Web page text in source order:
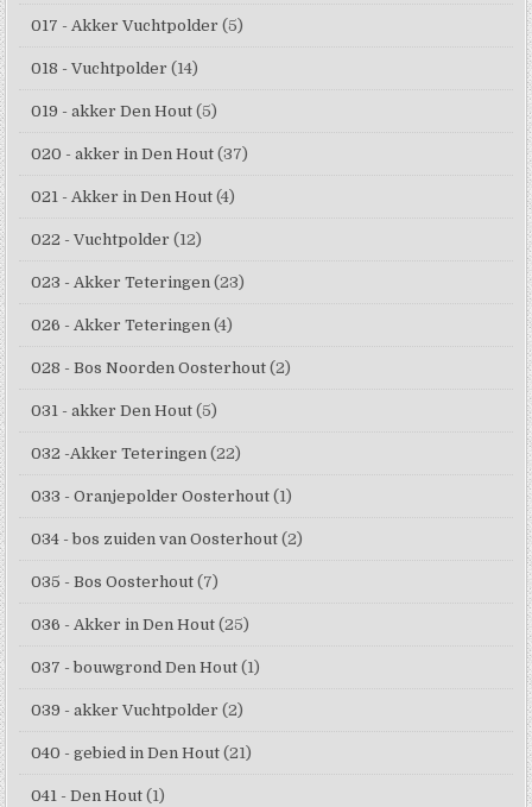
017 - Akker Vuchtpolder (5)
018 - Vuchtpolder (14)
019 - akker Den Hout (5)
020 - akker in Den Hout (37)
021 - Akker in Den Hout (4)
022 - Vuchtpolder (12)
023 - Akker Teteringen (23)
026 - Akker Teteringen (4)
028 - Bos Noorden Oosterhout (2)
031 - akker Den Hout (5)
032 -Akker Teteringen (22)
033 - Oranjepolder Oosterhout (1)
034 - bos zuiden van Oosterhout (2)
035 - Bos Oosterhout (7)
036 - Akker in Den Hout (25)
037 - bouwgrond Den Hout (1)
039 - akker Vuchtpolder (2)
040 - gebied in Den Hout (21)
041 - Den Hout (1)